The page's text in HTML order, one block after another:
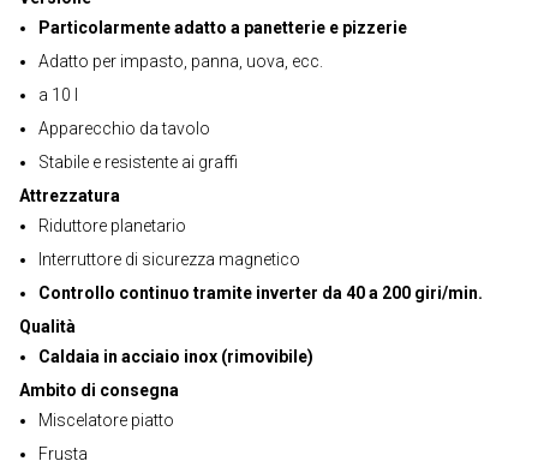
Particolarmente adatto a panetterie e pizzerie
Adatto per impasto, panna, uova, ecc.
a 10 l
Apparecchio da tavolo
Stabile e resistente ai graffi
Attrezzatura
Riduttore planetario
Interruttore di sicurezza magnetico
Controllo continuo tramite inverter da 40 a 200 giri/min.
Qualità
Caldaia in acciaio inox (rimovibile)
Ambito di consegna
Miscelatore piatto
Frusta